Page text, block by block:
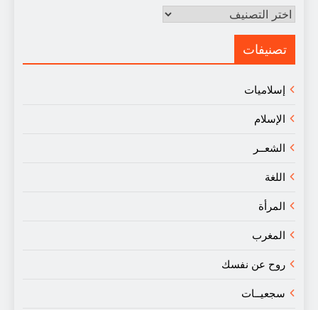
مقالات
النقد
تصنيفات
إسلاميات
الإسلام
الشعــر
اللغة
المرأة
المغرب
روح عن نفسك
سجعيــات